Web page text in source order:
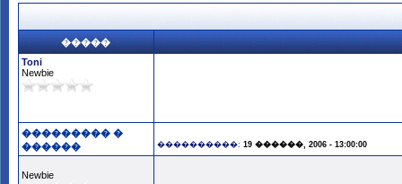
�����
Toni
Newbie
��������� �
������
����������: 19 ������, 2006 - 13:00:00
Newbie